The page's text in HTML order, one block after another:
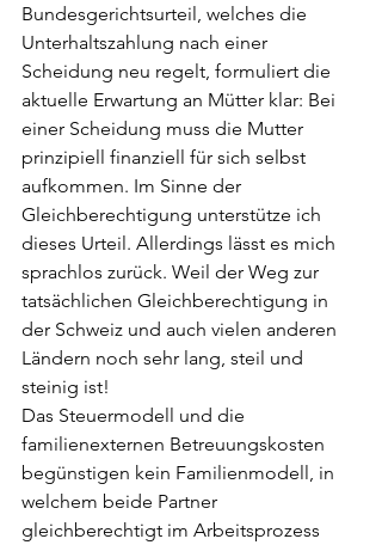
Bundesgerichtsurteil, welches die
Unterhaltszahlung nach einer
Scheidung neu regelt, formuliert die
aktuelle Erwartung an Mütter klar: Bei
einer Scheidung muss die Mutter
prinzipiell finanziell für sich selbst
aufkommen. Im Sinne der
Gleichberechtigung unterstütze ich
dieses Urteil. Allerdings lässt es mich
sprachlos zurück. Weil der Weg zur
tatsächlichen Gleichberechtigung in
der Schweiz und auch vielen anderen
Ländern noch sehr lang, steil und
steinig ist!
Das Steuermodell und die
familienexternen Betreuungskosten
begünstigen kein Familienmodell, in
welchem beide Partner
gleichberechtigt im Arbeitsprozess